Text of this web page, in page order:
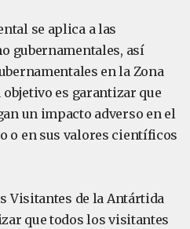
se aplica a las
gubernamentales, así
en la Zona
es garantizar que
un impacto adverso en el
o en sus valores científicos
Visitantes de la Antártida
que todos los visitantes